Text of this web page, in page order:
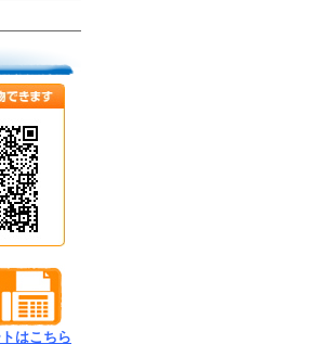
はこちら